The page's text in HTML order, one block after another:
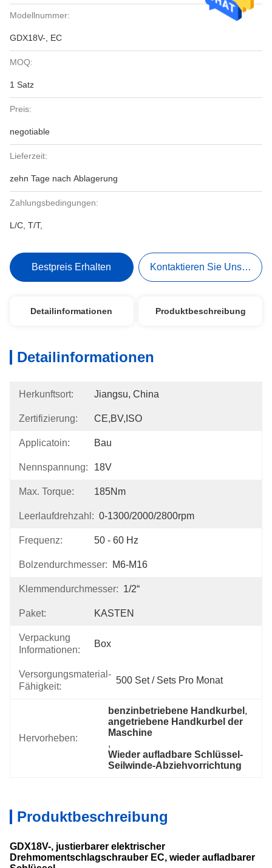
Modellnummer:
GDX18V-, EC
MOQ:
1 Satz
Preis:
negotiable
Lieferzeit:
zehn Tage nach Ablagerung
Zahlungsbedingungen:
L/C, T/T,
Bestpreis Erhalten Kontaktieren Sie Uns Jetzt
Detailinformationen Produktbeschreibung
Detailinformationen
Herkunftsort: Jiangsu, China
Zertifizierung: CE,BV,ISO
Applicatoin: Bau
Nennspannung: 18V
Max. Torque: 185Nm
Leerlaufdrehzahl: 0-1300/2000/2800rpm
Frequenz: 50 - 60 Hz
Bolzendurchmesser: M6-M16
Klemmendurchmesser: 1/2“
Paket: KASTEN
Verpackung
Informationen:
Box
Versorgungsmaterial-
Fähigkeit:
500 Set / Sets Pro Monat
Hervorheben:
benzinbetriebene Handkurbel ,
angetriebene Handkurbel der
Maschine
,
Wieder aufladbare Schlüssel-
Seilwinde-Abziehvorrichtung
Produktbeschreibung
GDX18V-, justierbarer elektrischer
Drehmomentschlagschrauber EC, wieder aufladbarer